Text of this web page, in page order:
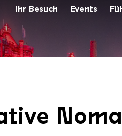
Ihr Besuch Events
Hochofengruppe in Rot
Copyright: Weltkulturerbe